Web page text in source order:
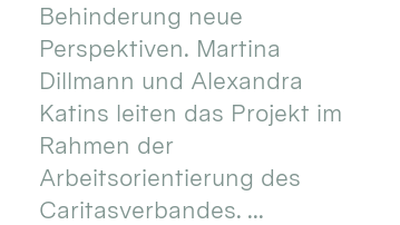
Behinderung neue
Perspektiven. Martina
Dillmann und Alexandra
Katins leiten das Projekt im
Rahmen der
Arbeitsorientierung des
Caritasverbandes. ...